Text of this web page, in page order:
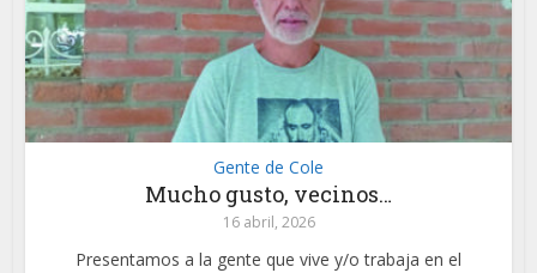
Gente de Cole
Mucho gusto, vecinos…
16 abril, 2026
Presentamos a la gente que vive y/o trabaja en el